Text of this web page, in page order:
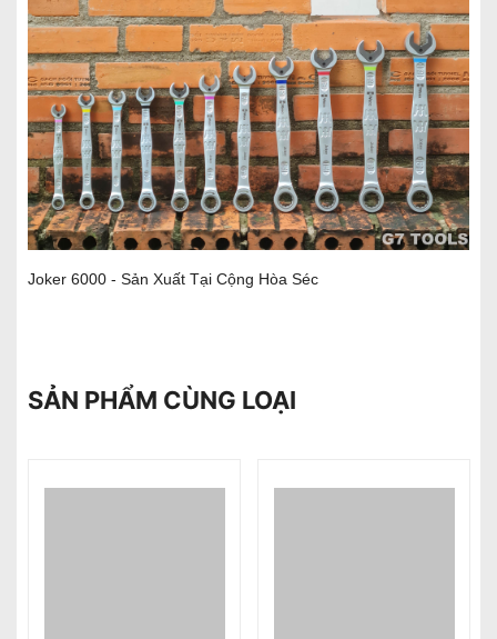
Joker 6000 - Sản Xuất Tại Cộng Hòa Séc
SẢN PHẨM CÙNG LOẠI